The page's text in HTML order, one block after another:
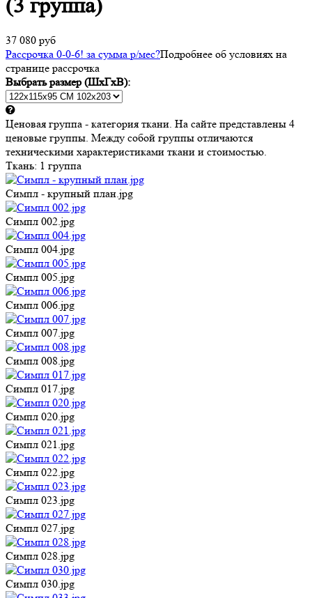
(3 группа)
37 080 руб
Рассрочка 0-0-6! за сумма р/мес?Подробнее об условиях на
странице рассрочка
Выбрать размер (ШхГхВ):
Ценовая группа - категория ткани. На сайте представлены 4
ценовые группы. Между собой группы отличаются
техническими характеристиками ткани и стоимостью.
Ткань: 1 группа
Симпл - крупный план.jpg
Симпл 002.jpg
Симпл 004.jpg
Симпл 005.jpg
Симпл 006.jpg
Симпл 007.jpg
Симпл 008.jpg
Симпл 017.jpg
Симпл 020.jpg
Симпл 021.jpg
Симпл 022.jpg
Симпл 023.jpg
Симпл 027.jpg
Симпл 028.jpg
Симпл 030.jpg